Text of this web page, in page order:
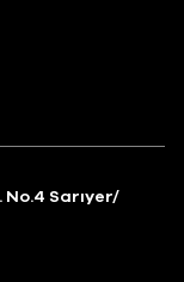
Sarıyer/